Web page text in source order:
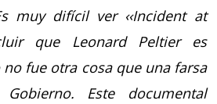
muy difícil ver ‹‹Incident at
que Leonard Peltier es
fue otra cosa que una farsa
Este documental